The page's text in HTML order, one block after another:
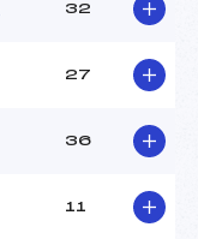
32
27
36
11